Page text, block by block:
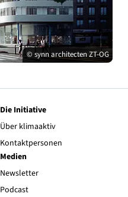
© synn architecten ZT-OG
Die Initiative
Über klimaaktiv
Kontaktpersonen
Medien
Newsletter
Podcast